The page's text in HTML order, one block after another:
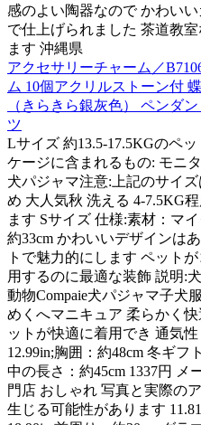
感のよい陶器なので かわい
で仕上げられました 茶道教
ます 沖縄県
アクセサリーチャーム／
ム 10個アクリルストーン付
（きらきら銀灰色） ペンダ
ツ
Lサイズ 約13.5-17.5KGのペ
ケージに含まれるもの: モニ
犬パジャマ注意:上記のサイ
め 大人気秋 洗える 4-7.5KG
ます Sサイズ 仕様:素材：マ
約33cm かわいいデザインは
トで魅力的にします ペット
用するのに最適な装飾 説明:
動物Compaie犬パジャマ子犬
めくへマニキュア 柔らかく
ットが快適に着用でき 通気
12.99in;胸囲：約48cm 冬ギフ
中の長さ：約45cm 1337円 メ
門店 おしゃれ 写真と実際の
生じる可能性があります